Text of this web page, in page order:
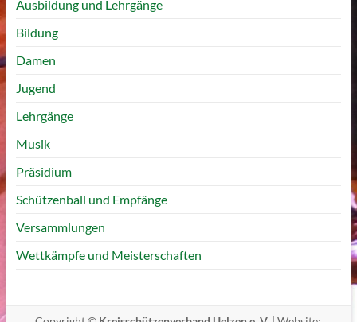
Ausbildung und Lehrgänge
Bildung
Damen
Jugend
Lehrgänge
Musik
Präsidium
Schützenball und Empfänge
Versammlungen
Wettkämpfe und Meisterschaften